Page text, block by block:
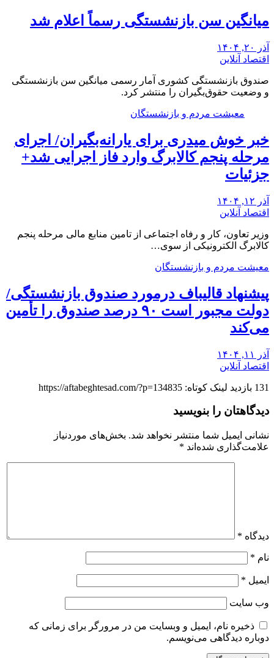
میانگین سن بازنشستگی رسماً اعلام شد
آذر ۲۰, ۱۴۰۴
اقتصاد آنلاین
صندوق بازنشستگی کشوری آمار رسمی میانگین سن بازنشستگی
و وضعیت حقوق‌بگیران را منتشر کرد.
معیشت مردم و بازنشستگان
خبر خوش میدری برای یارانه‌بگیران/ اجرای
مرحله پنجم کالابرگ وارد فاز اجرایی شد+
جزئیات
آذر ۱۲, ۱۴۰۴
اقتصاد آنلاین
وزیر تعاون، کار و رفاه اجتماعی از تامین منابع مالی مرحله پنجم
کالابرگ الکترونیکی از سوی…
معیشت مردم و بازنشستگان
پیشنهاد قالیباف درمورد صندوق بازنشستگی/
دولت مجبور است ۹۰ درصد صندوق را تأمین
می‌کند
آذر ۱۱, ۱۴۰۴
اقتصاد آنلاین
131 بازدید لینک کوتاه: https://aftabeghtesad.com/?p=134835
دیدگاهتان را بنویسید
نشانی ایمیل شما منتشر نخواهد شد. بخش‌های موردنیاز
علامت‌گذاری شده‌اند *
دیدگاه *
نام *
ایمیل *
وب‌ سایت
ذخیره نام، ایمیل و وبسایت من در مرورگر برای زمانی که
دوباره دیدگاهی می‌نویسم.